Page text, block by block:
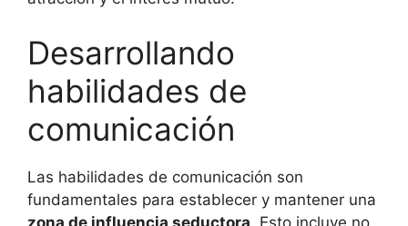
Desarrollando
habilidades de
comunicación
Las habilidades de comunicación son
fundamentales para establecer y mantener una
zona de influencia seductora. Esto incluye no